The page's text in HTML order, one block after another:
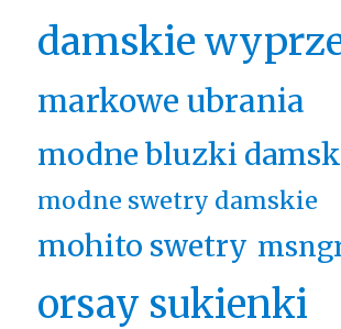
damskie
markowe ubrania
modne bluzki
modne swetry damskie
mohito swetry
orsay sukienki